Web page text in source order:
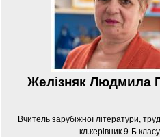
Желізняк Людмила
Вчитель зарубіжної літератури,
кл.керівник 9-Б класу